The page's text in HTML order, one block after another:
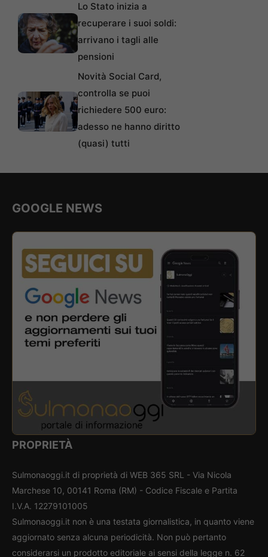
Lo Stato inizia a
recuperare i suoi soldi:
arrivano i tagli alle
pensioni
Novità Social Card,
controlla se puoi
richiedere 500 euro:
adesso ne hanno diritto
(quasi) tutti
GOOGLE NEWS
PROPRIETÀ
Sulmonaoggi.it di proprietà di WEB 365 SRL - Via Nicola
Marchese 10, 00141 Roma (RM) - Codice Fiscale e Partita
I.V.A. 12279101005
Sulmonaoggi.it non è una testata giornalistica, in quanto viene
aggiornato senza alcuna periodicità. Non può pertanto
considerarsi un prodotto editoriale ai sensi della legge n. 62